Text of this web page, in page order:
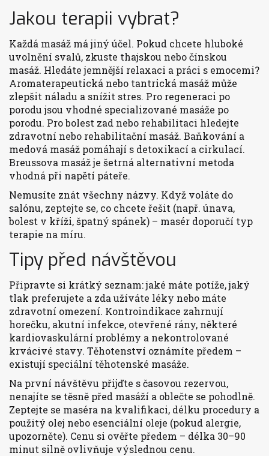
Jakou terapii vybrat?
Každá masáž má jiný účel. Pokud chcete hluboké
uvolnění svalů, zkuste thajskou nebo čínskou
masáž. Hledáte jemnější relaxaci a práci s emocemi?
Aromaterapeutická nebo tantrická masáž může
zlepšit náladu a snížit stres. Pro regeneraci po
porodu jsou vhodné specializované masáže po
porodu. Pro bolest zad nebo rehabilitaci hledejte
zdravotní nebo rehabilitační masáž. Baňkování a
medová masáž pomáhají s detoxikací a cirkulací.
Breussova masáž je šetrná alternativní metoda
vhodná při napětí páteře.
Nemusíte znát všechny názvy. Když voláte do
salónu, zeptejte se, co chcete řešit (např. únava,
bolest v kříži, špatný spánek) – masér doporučí typ
terapie na míru.
Tipy před návštěvou
Připravte si krátký seznam: jaké máte potíže, jaký
tlak preferujete a zda užíváte léky nebo máte
zdravotní omezení. Kontroindikace zahrnují
horečku, akutní infekce, otevřené rány, některé
kardiovaskulární problémy a nekontrolované
krvácivé stavy. Těhotenství oznámíte předem –
existují speciální těhotenské masáže.
Na první návštěvu přijďte s časovou rezervou,
nenajíte se těsně před masáží a oblečte se pohodlně.
Zeptejte se maséra na kvalifikaci, délku procedury a
použitý olej nebo esenciální oleje (pokud alergie,
upozorněte). Cenu si ověřte předem – délka 30–90
minut silně ovlivňuje výslednou cenu.